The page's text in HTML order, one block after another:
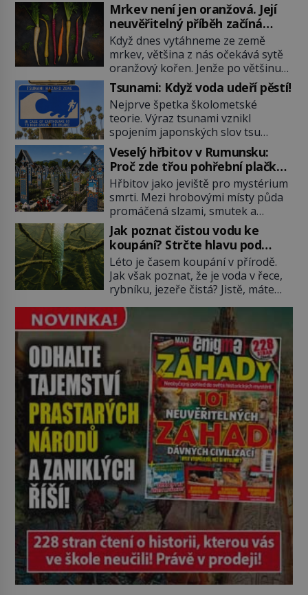
Mrkev není jen oranžová. Její
neuvěřitelný příběh začíná
fialovou barvou
Když dnes vytáhneme ze země
mrkev, většina z nás očekává sytě
oranžový kořen. Jenže po většinu
své historie je mrkev všechno
možné, jen ne oranžová. Je fialová,
žlutá, bílá, někdy dokonce téměř
černá. Až díky stovkám let
pečlivého šlechtění se z ní stává
zelenina, bez které si českou
zahradu ani nedokážeme
představit. Její příběh je […]
Tsunami: Když voda udeří pěstí!
Nejprve špetka školometské
teorie. Výraz tsunami vznikl
spojením japonských slov tsu
(přístav) a nami (vlna). Jedná se o
dlouhou vlnu, která je na volném
moři takřka nepostřehnutelná.
Ačkoli je vlnová délka tsunami i 300
kilometrů, výška vlny na volném
moři je maximálně 1,5 metru.
Máme se podobné obří vlny obávat
i v Evropě? Vznik tsunami si […]
Veselý hřbitov v Rumunsku:
Proč zde třou pohřební plačky
bídu s nouzí?
Hřbitov jako jeviště pro mystérium
smrti. Mezi hrobovými místy půda
promáčená slzami, smutek a
vědomí konečnosti lidské existence.
Jsou ale výjimky, kde pohřební
plačky smutně žmoulají kapesníky
nikoli při smutečním obřadu, ale
při pohledu na výši vyměřené
podpory v nezaměstnanosti. Kam
vás pozveme? Unikátní hřbitov,
který si vysloužil název „Veselý“,
najdeme v rumunské vesnici
Sapanta, nedaleko hranic […]
Jak poznat čistou vodu ke
koupání? Strčte hlavu pod
hladinu!
Léto je časem koupání v přírodě.
Jak však poznat, že je voda v řece,
rybníku, jezeře čistá? Jistě, máte
hygieniků či podrobit křížovému
výslechu provozovatele přírodního
koupaliště. Existuje ale ještě jiná
alternativa. Jaká? Podívat se pod
hladinu a zjistit, kdo si onu
konkrétní vodní lokalitu oblíbil už
dávno před vámi. Říká se jim
bioindikátory […]